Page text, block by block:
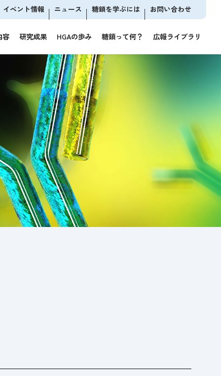
容 研究成果 HGAの歩み 糖鎖って何？ 広報ライブラリ
イベント情報 ニュース 糖鎖を学ぶには お問い合わせ